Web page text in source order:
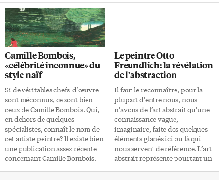
simplification à Catherine
Marie-Agnès Fal de Saint-
Phalle. Elle est née le 29 octobre
1930 à Neuilly-sur-Seine, en
banlieue ouest de Paris. Elle
décède le 21 mai 2002 à La Jolla,
un quartier de San Diego aux
États-Unis. Il n’est pas facile de
suivre l’évolution artistique de
Niki de Saint Phalle, et souvent
les raisons de […]
heure de route en voiture de
Paris. Mais surtout, Barbizon
est à l’orée de la célèbre forêt de
Fontainebleau. Cette forêt de
2 350 hectares de réserves
biologiques est célèbre […]
Camille Bombois,
«célébrité inconnue» du
style naïf
Si de véritables chefs-d’œuvre
sont méconnus, ce sont bien
ceux de Camille Bombois. Qui,
en dehors de quelques
spécialistes, connaît le nom de
cet artiste peintre? Il existe bien
une publication assez récente
concernant Camille Bombois.
Le peintre Otto
Freundlich: la révélation
de l’abstraction
Il faut le reconnaître, pour la
plupart d’entre nous, nous
n’avons de l’art abstrait qu’une
connaissance vague,
imaginaire, faite des quelques
éléments glanés ici ou là qui
nous servent de référence. L’art
abstrait représente pourtant un